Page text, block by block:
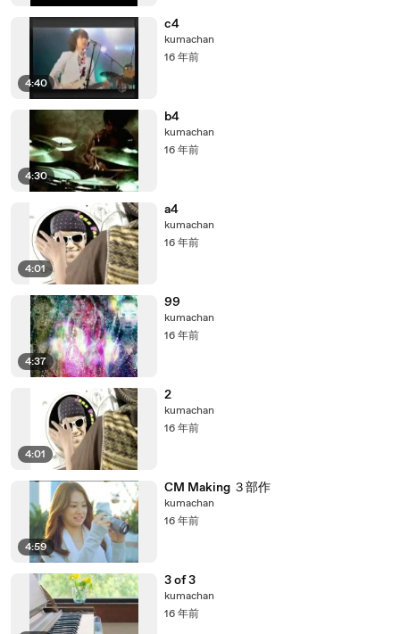
4:40
c4
kumachan
16 年前
4:30
b4
kumachan
16 年前
4:01
a4
kumachan
16 年前
4:37
99
kumachan
16 年前
4:01
2
kumachan
16 年前
4:59
CM Making ３部作
kumachan
16 年前
3 of 3
kumachan
16 年前